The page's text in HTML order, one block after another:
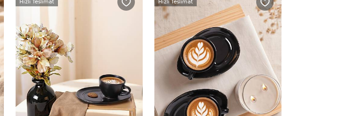
Hızlı Teslimat Hızlı Teslimat